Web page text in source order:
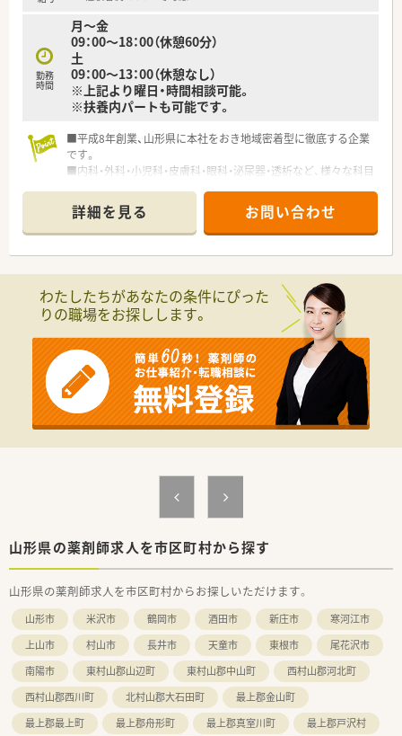
勤務
時間
月～金
09：00～18：00（休憩60分）
土
09：00～13：00（休憩なし）
※上記より曜日・時間相談可能。
※扶養内パートも可能です。
■平成8年創業、山形県に本社をおき地域密着型に徹底する企業
です。
■内科・外科・小児科・皮膚科・眼科・泌尿器・透析など、様々な科目
環境です。
■年齢不問、若手からベテランまでが活躍する企業です。勉強し
て地域に貢献したい方、歓迎いたします。
詳細を見る お問い合わせ
わたしたちがあなたの条件にぴった
りの職場をお探しします。
山形県の薬剤師求人を市区町村から探す
山形県の薬剤師求人を市区町村からお探しいただけます。
山形市 米沢市 鶴岡市 酒田市 新庄市
寒河江市
上山市
村山市 長井市 天童市 東根市
尾花沢市
南陽市
東村山郡山辺町 東村山郡中山町
西村山郡河北町
西村山郡西川町
北村山郡大石田町
最上郡金山町
最上郡最上町
最上郡舟形町 最上郡真室川町
最上郡戸沢村